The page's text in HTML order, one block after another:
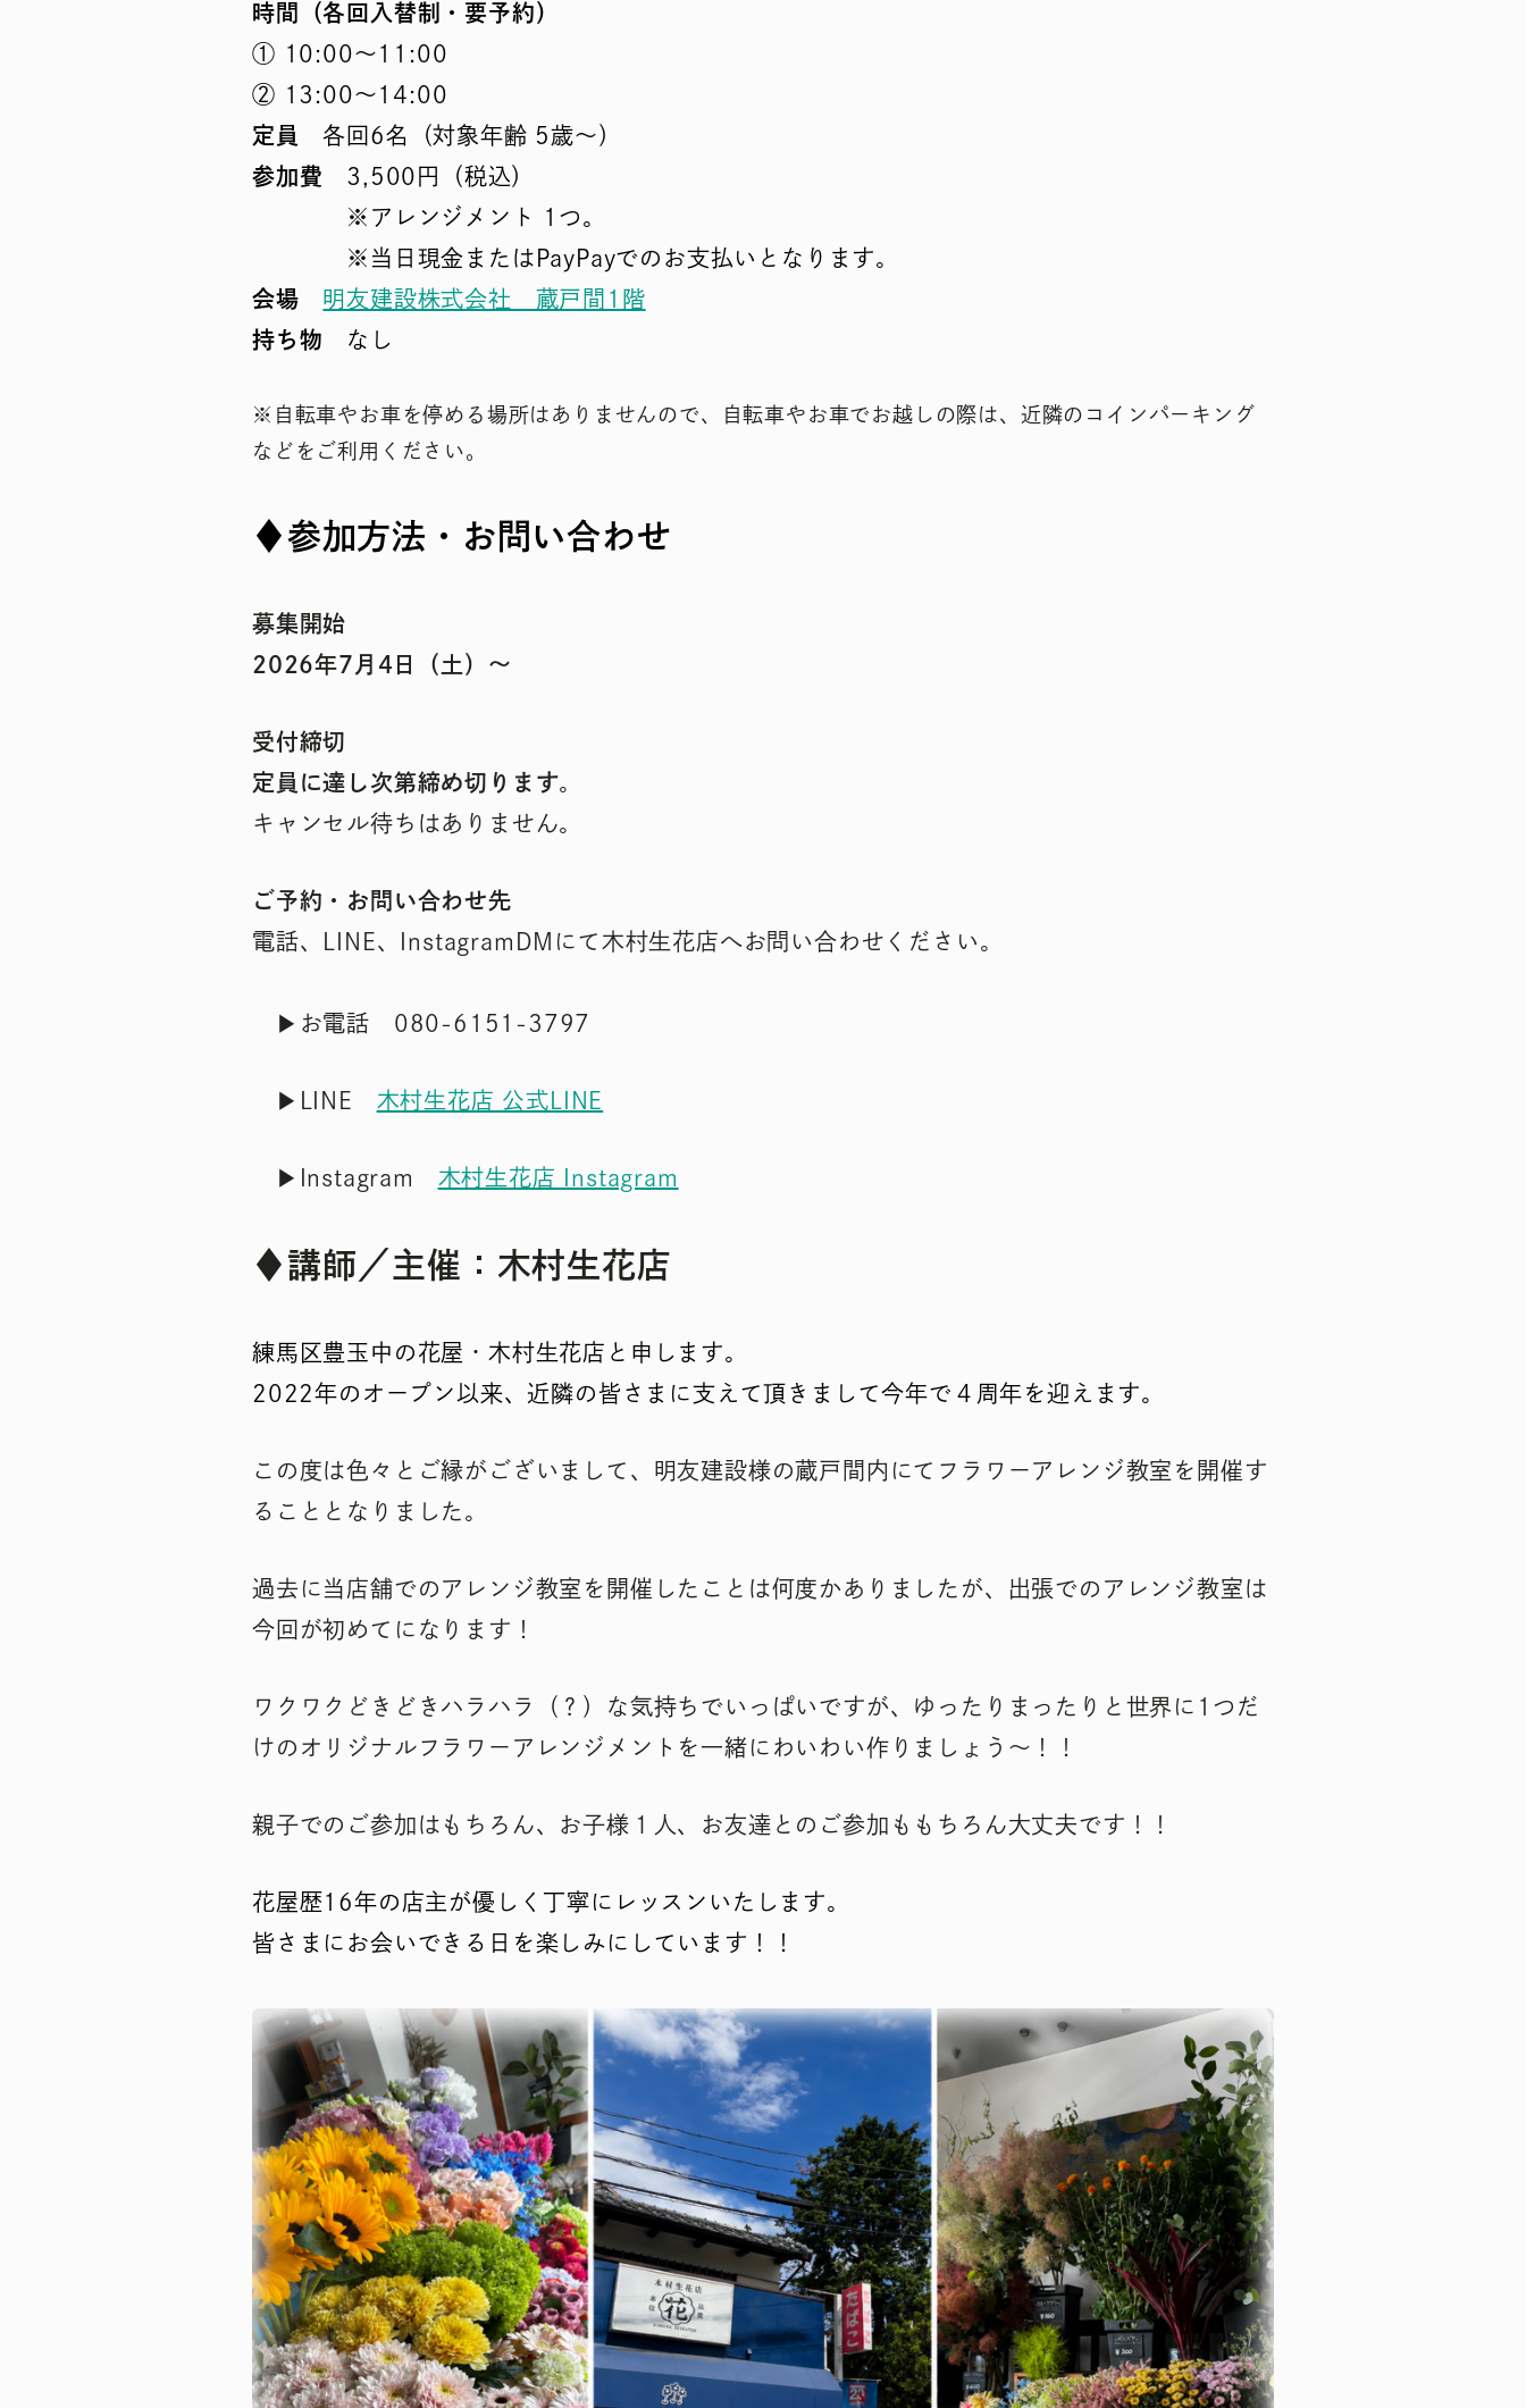
時間（各回入替制・要予約）
① 10:00～11:00
② 13:00～14:00
定員
各回6名（対象年齢 5歳〜）
参加費 3,500円（税込）
※アレンジメント 1つ。
※当日現金またはPayPayでのお支払いとなります。
会場
明友建設株式会社 蔵戸間1階
持ち物 なし
※自転車やお車を停める場所はありませんので、自転車やお車でお越しの際は、近隣のコインパーキング
などをご利用ください。
♦参加方法・お問い合わせ
募集開始
2026年7月4日（土）～
受付締切
定員に達し次第締め切ります。
キャンセル待ちはありません。
ご予約・お問い合わせ先
電話、LINE、InstagramDMにて木村生花店へお問い合わせください。
▶お電話 080-6151-3797
▶LINE 木村生花店 公式LINE
▶Instagram 木村生花店 Instagram
♦ 講師／主催： 木村生花店
練馬区豊玉中の花屋・木村生花店と申します。
2022年のオープン以来、近隣の皆さまに支えて頂きまして今年で４周年を迎えます。
この度は色々とご縁がございまして、明友建設様の蔵戸間内にてフラワーアレンジ教室を開催す
ることとなりました。
過去に当店舗でのアレンジ教室を開催したことは何度かありましたが、出張でのアレンジ教室は
今回が初めてになります！
ワクワクどきどきハラハラ（？）な気持ちでいっぱいですが、ゆったりまったりと世界に1つだ
けのオリジナルフラワーアレンジメントを一緒にわいわい作りましょう〜！！
親子でのご参加はもちろん、お子様１人、お友達とのご参加ももちろん大丈夫です！！
花屋歴16年の店主が優しく丁寧にレッスンいたします。
皆さまにお会いできる日を楽しみにしています！！